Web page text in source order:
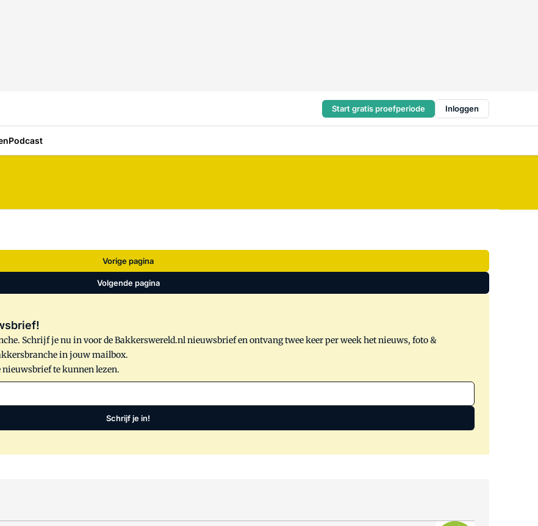
Start gratis proefperiode Inloggen
Podcast
Vorige pagina
Volgende pagina
Schrijf je nu in voor de Bakkerswereld.nl nieuwsbrief en ontvang twee keer per week het nieuws, foto &
in jouw mailbox.
te kunnen lezen.
Schrijf je in!